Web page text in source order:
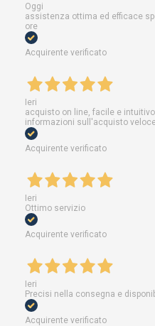
Oggi
assistenza ottima ed efficace
ore
Acquirente verificato
Ieri
acquisto on line, facile e
informazioni sull'acquisto
Acquirente verificato
Ieri
Ottimo servizio
Acquirente verificato
Ieri
Precisi nella consegna e
Acquirente verificato